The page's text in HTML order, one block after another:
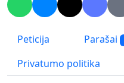
Peticija Parašai
Privatumo politika